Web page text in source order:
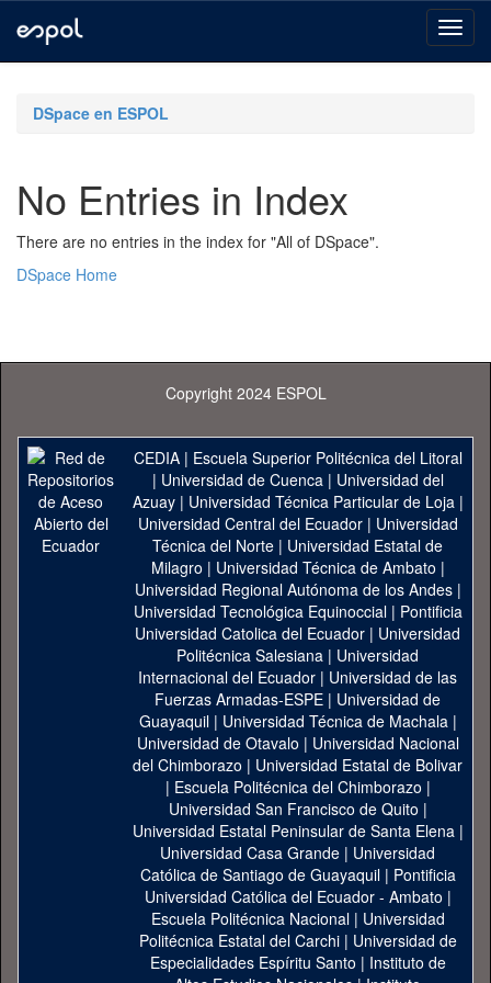
navigationDSpace en ESPOL
No Entries in Index
There are no entries in the index for "All of DSpace".
DSpace Home
Copyright 2024 ESPOL
CEDIA| Escuela Superior Politécnica del Litoral
| Universidad de Cuenca| Universidad del
Azuay| Universidad Técnica Particular de Loja|
Universidad Central del Ecuador| Universidad
Técnica del Norte | Universidad Estatal de
Milagro | Universidad Técnica de Ambato |
Universidad Regional Autónoma de los Andes|
Universidad Tecnológica Equinoccial| Pontificia
Universidad Catolica del Ecuador | Universidad
Politécnica Salesiana | Universidad
Internacional del Ecuador | Universidad de las
Fuerzas Armadas-ESPE | Universidad de
Guayaquil| Universidad Técnica de Machala|
Universidad de Otavalo | Universidad Nacional
del Chimborazo | Universidad Estatal de Bolivar
| Escuela Politécnica del Chimborazo |
Universidad San Francisco de Quito |
Universidad Estatal Peninsular de Santa Elena|
Universidad Casa Grande | Universidad
Católica de Santiago de Guayaquil| Pontificia
Universidad Católica del Ecuador - Ambato |
Escuela Politécnica Nacional| Universidad
Politécnica Estatal del Carchi| Universidad de
Especialidades Espíritu Santo | Instituto de